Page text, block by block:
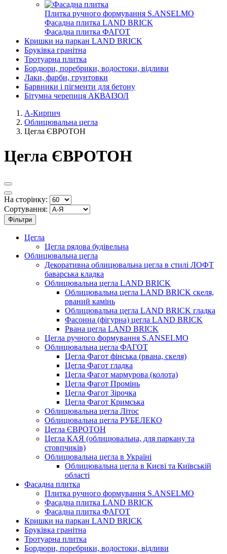
Плитка ручного формування S.ANSELMO
Фасадна плитка LAND BRICK
Фасадна плитка ФАГОТ
Кришки на паркан LAND BRICK
Бруківка гранітна
Тротуарна плитка
Бордюри, поребрики, водостоки, відливи
Лаки, фарби, грунтовки
Барвники і пігменти для бетону
Бітумна черепиця АКВАІЗОЛ
А-Кирпич
Облицювальна цегла
Цегла ЄВРОТОН
Цегла ЄВРОТОН
На сторінку:
Сортування:
Фільтри
Цегла
Цегла рядова будівельна
Облицювальна цегла
Декоративна облицювальна цегла в стилі ЛОФТ
баварська кладка
Облицювальна цегла LAND BRICK
Облицювальна цегла LAND BRICK скеля,
рваний камінь
Облицювальна цегла LAND BRICK гладка
Фасонна (фігурна) цегла LAND BRICK
Рвана цегла LAND BRICK
Цегла ручного формування S.ANSELMO
Облицювальна цегла ФАГОТ
Цегла Фагот фінська (рвана, скеля)
Цегла Фагот гладка
Цегла Фагот мармурова (колота)
Цегла Фагот Промінь
Цегла Фагот Зірочка
Цегла Фагот Кримська
Облицювальна цегла Літос
Облицювальна цегла РУБЕЛЕКО
Цегла ЄВРОТОН
Цегла КАЯ (облицювальна, для паркану та
стовпчиків)
Облицювальна цегла в Україні
Облицювальна цегла в Києві та Київській
області
Фасадна плитка
Плитка ручного формування S.ANSELMO
Фасадна плитка LAND BRICK
Фасадна плитка ФАГОТ
Кришки на паркан LAND BRICK
Бруківка гранітна
Тротуарна плитка
Бордюри, поребрики, водостоки, відливи